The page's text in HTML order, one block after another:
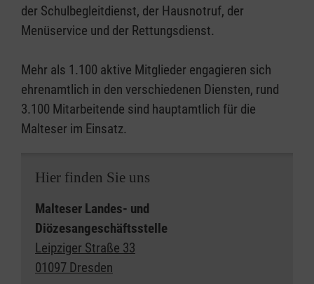
der Schulbegleitdienst, der Hausnotruf, der
Menüservice und der Rettungsdienst.
Mehr als 1.100 aktive Mitglieder engagieren sich
ehrenamtlich in den verschiedenen Diensten, rund
3.100 Mitarbeitende sind hauptamtlich für die
Malteser im Einsatz.
Hier finden Sie uns
Malteser Landes- und
Diözesangeschäftsstelle
Leipziger Straße 33
01097 Dresden